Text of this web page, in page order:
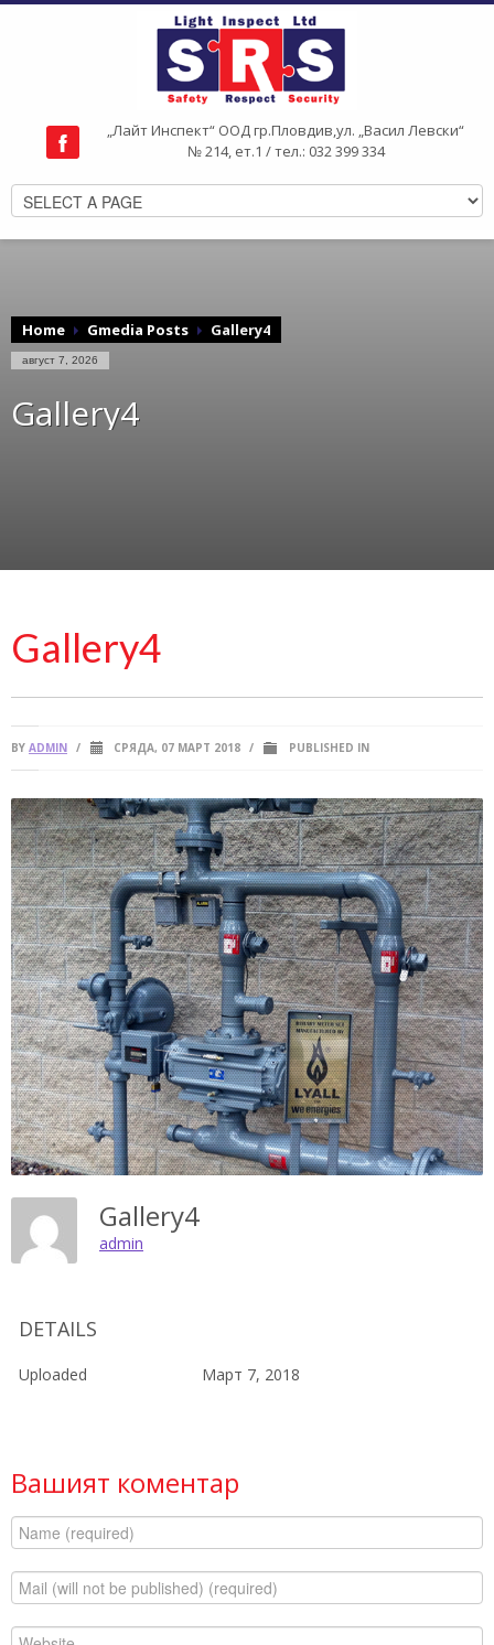
„Лайт Инспект“ ООД гр.Пловдив,ул. „Васил Левски“
№ 214, ет.1 / тел.: 032 399 334
Home Gmedia Posts Gallery4
август 7, 2026
Gallery4
Gallery4
BY ADMIN / СРЯДА, 07 МАРТ 2018 / PUBLISHED IN
Gallery4
admin
DETAILS
Uploaded Март 7, 2018
Вашият коментар